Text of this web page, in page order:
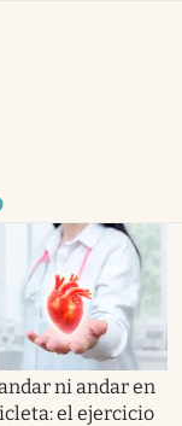
ni andar en
el ejercicio